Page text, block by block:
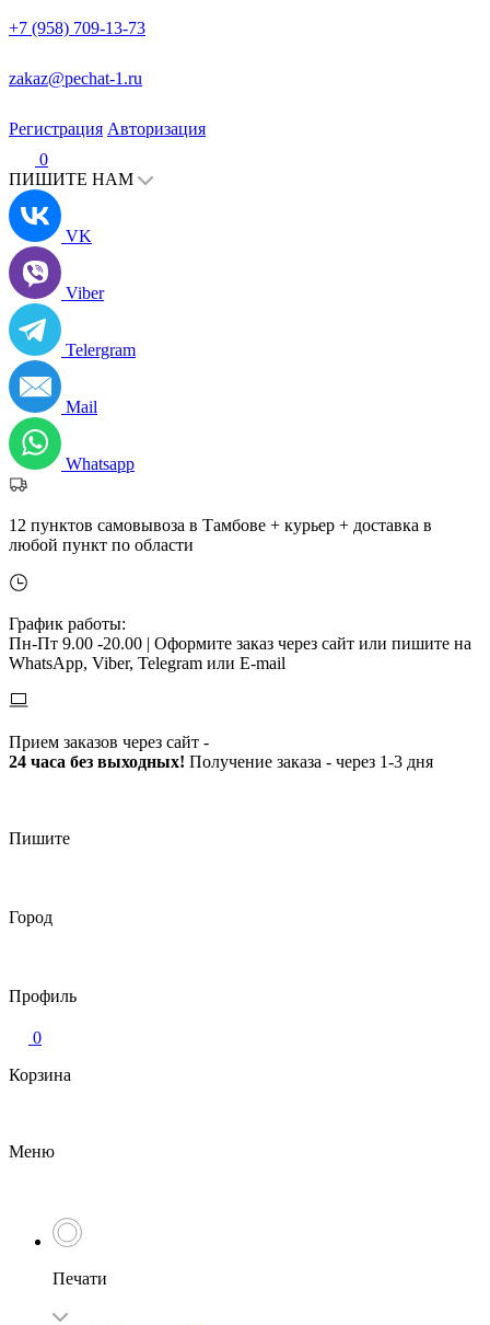
+7 (958) 709-13-73
zakaz@pechat-1.ru
Регистрация Авторизация
0
ПИШИТЕ НАМ
VK
Viber
Telergram
Mail
Whatsapp
12 пунктов самовывоза в Тамбове + курьер + доставка в
любой пункт по области
График работы:
Пн-Пт 9.00 -20.00 | Оформите заказ через сайт или пишите на
WhatsApp, Viber, Telegram или E-mail
Прием заказов через сайт -
24 часа без выходных! Получение заказа - через 1-3 дня
Пишите
Город
Профиль
0
Корзина
Меню
Печати